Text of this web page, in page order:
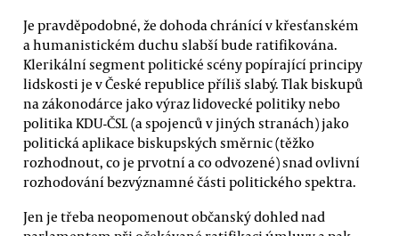
Je pravděpodobné, že dohoda chránící v křesťanském
a humanistickém duchu slabší bude ratifikována.
Klerikální segment politické scény popírající principy
lidskosti je v České republice příliš slabý. Tlak biskupů
na zákonodárce jako výraz lidovecké politiky nebo
politika KDU-ČSL (a spojenců v jiných stranách) jako
politická aplikace biskupských směrnic (těžko
rozhodnout, co je prvotní a co odvozené) snad ovlivní
rozhodování bezvýznamné části politického spektra.
Jen je třeba neopomenout občanský dohled nad